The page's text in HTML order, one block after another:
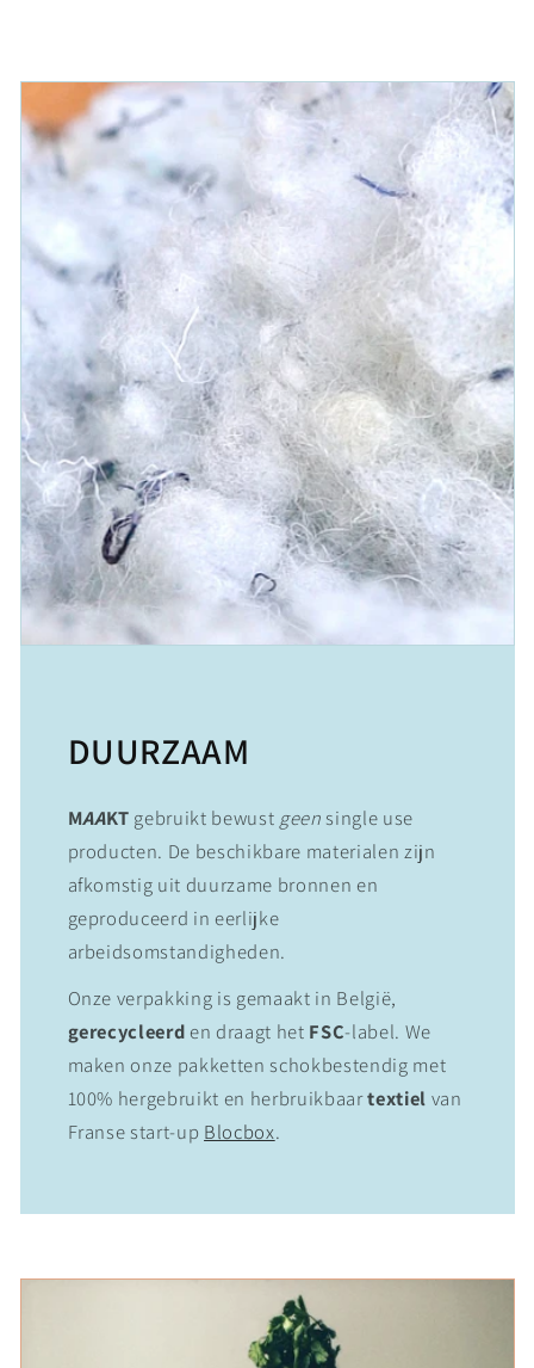
DUURZAAM
MAAKT gebruikt bewust geen single use
producten. De beschikbare materialen zijn
afkomstig uit duurzame bronnen en
geproduceerd in eerlijke
arbeidsomstandigheden.
Onze verpakking is gemaakt in België,
gerecycleerd en draagt het FSC-label. We
maken onze pakketten schokbestendig met
100% hergebruikt en herbruikbaartextiel van
Franse start-up Blocbox.